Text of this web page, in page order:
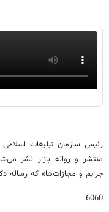
رئیس سازمان تبلیغات
منتشر و روانه بازار نشر
جرایم و مجازات‌ها» که رساله
6060